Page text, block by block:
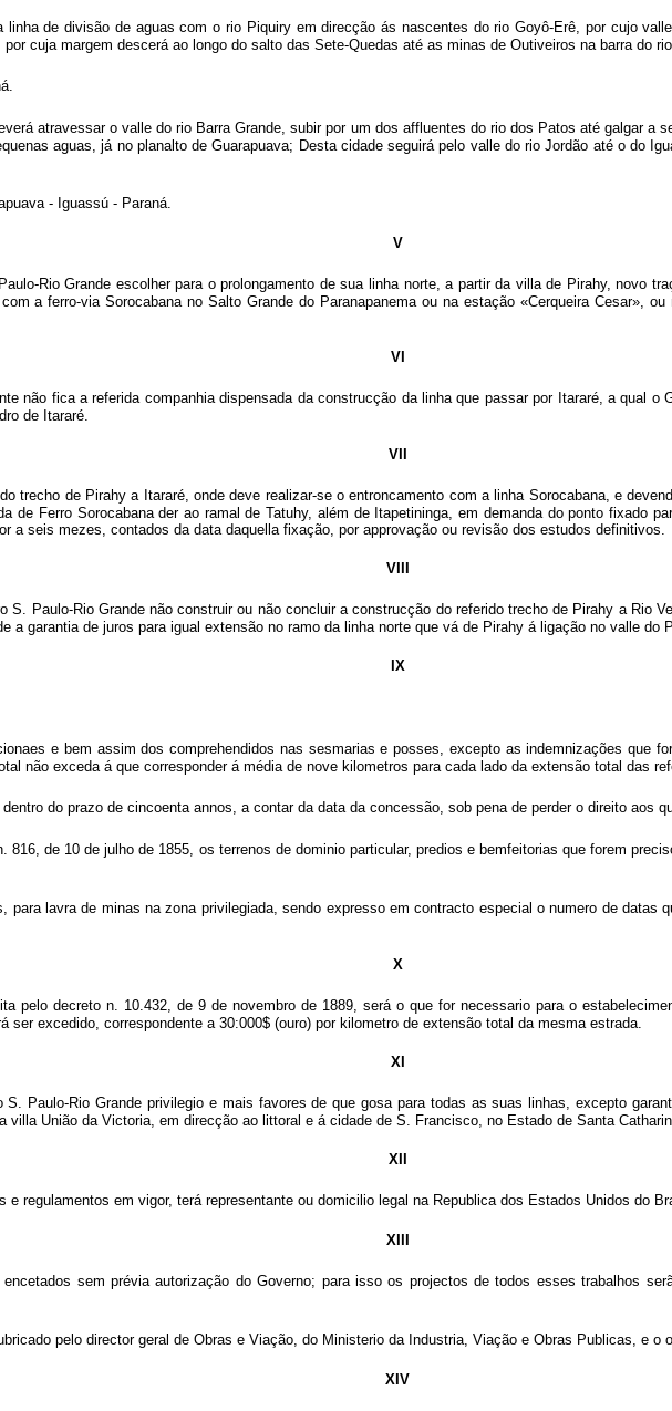
linha de divisão de aguas com o rio Piquiry em direcção ás nascentes do rio Goyô-Erê, por cujo
cuja margem descerá ao longo do salto das Sete-Quedas até as minas de Outiveiros na barra do
atravessar o valle do rio Barra Grande, subir por um dos affluentes do rio dos Patos até galgar a
aguas, já no planalto de Guarapuava; Desta cidade seguirá pelo valle do rio Jordão até o do
- Iguassú - Paraná.
V
Rio Grande escolher para o prolongamento de sua linha norte, a partir da villa de Pirahy, novo
a ferro-via Sorocabana no Salto Grande do Paranapanema ou na estação «Cerqueira Cesar»,
VI
não fica a referida companhia dispensada da construcção da linha que passar por Itararé, a qual
de Itararé.
VII
trecho de Pirahy a Itararé, onde deve realizar-se o entroncamento com a linha Sorocabana, e
de Ferro Sorocabana der ao ramal de Tatuhy, além de Itapetininga, em demanda do ponto fixado
a seis mezes, contados da data daquella fixação, por approvação ou revisão dos estudos definitivos.
VIII
S. Paulo-Rio Grande não construir ou não concluir a construcção do referido trecho de Pirahy a Rio
a garantia de juros para igual extensão no ramo da linha norte que vá de Pirahy á ligação no valle do
IX
e bem assim dos comprehendidos nas sesmarias e posses, excepto as indemnizações que
não exceda á que corresponder á média de nove kilometros para cada lado da extensão total das
do prazo de cincoenta annos, a contar da data da concessão, sob pena de perder o direito aos
816, de 10 de julho de 1855, os terrenos de dominio particular, predios e bemfeitorias que forem
para lavra de minas na zona privilegiada, sendo expresso em contracto especial o numero de datas
X
pelo decreto n. 10.432, de 9 de novembro de 1889, será o que for necessario para o
ser excedido, correspondente a 30:000$ (ouro) por kilometro de extensão total da mesma estrada.
XI
S. Paulo-Rio Grande privilegio e mais favores de que gosa para todas as suas linhas, excepto
União da Victoria, em direcção ao littoral e á cidade de S. Francisco, no Estado de Santa
XII
e regulamentos em vigor, terá representante ou domicilio legal na Republica dos Estados Unidos do
XIII
sem prévia autorização do Governo; para isso os projectos de todos esses trabalhos
pelo director geral de Obras e Viação, do Ministerio da Industria, Viação e Obras Publicas, e o
XIV